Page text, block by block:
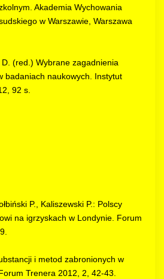
Akademia Wychowania
w Warszawie, Warszawa
(red.) Wybrane zagadnienia
badaniach naukowych. Instytut
92 s.
P., Kaliszewski P.: Polscy
na igrzyskach w Londynie. Forum
i metod zabronionych w
Trenera 2012, 2, 42-43.